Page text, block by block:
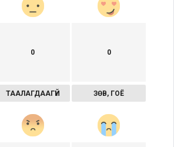
0
ТААЛАГДААГҮЙ
0
ЗӨВ, ГОЁ